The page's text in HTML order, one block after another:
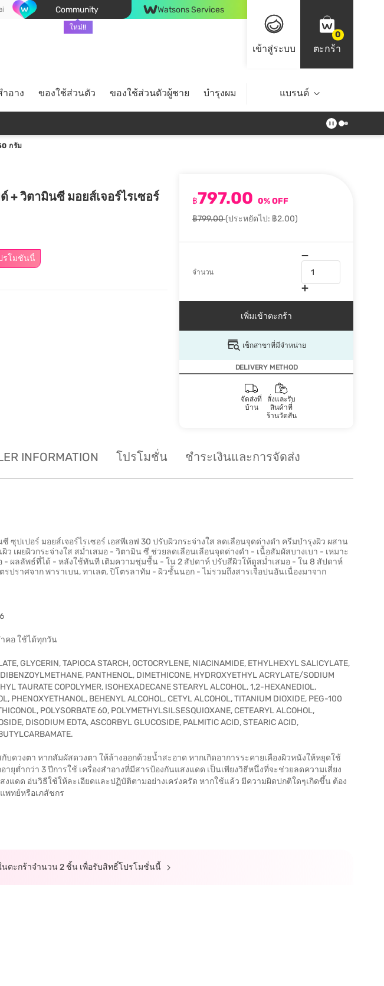
Community
ใหม่!!
Watsons Services
เข้าสู่ระบบ
0
ตะกร้า
ำอาง ของใช้ส่วนตัว ของใช้ส่วนตัวผู้ชาย บำรุงผม ไลฟ์สไตล์ Top Brands
แบรนด์
กรัม
+ วิตามินซี มอยส์เจอร์ไรเซอร์
รโมชันนี้
฿797.00 0% OFF
฿799.00(ประหยัดไป: ฿2.00)
จำนวน
เพิ่มเข้าตะกร้า
เช็กสาขาที่มีจำหน่าย
DELIVERY METHOD
จัดส่งที่
บ้าน
สั่งและรับ
สินค้าที่
ร้านวัตสัน
INFORMATION โปรโมชั่น ชำระเงินและการจัดส่ง
ซุปเปอร์ มอยส์เจอร์ไรเซอร์ เอสพีเอฟ 30 ปรับผิวกระจ่างใส ลดเลือนจุดด่างดำ ครีมบำรุงผิว ผสาน
เผยผิวกระจ่างใส สม่ำเสมอ - วิตามิน ซี ช่วยลดเลือนเลือนจุดด่างดำ - เนื้อสัมผัสบางเบา - เหมาะ
- ผลลัพธ์ที่ได้ - หลังใช้ทันที เติมความชุ่มชื้น - ใน 2 สัปดาห์ ปรับสีผิวให้ดูสม่ำเสมอ - ใน 8 สัปดาห์
ปราศจาก พาราเบน, ทาเลต, ปิโตรลาทัม - ผิวชั้นนอก - ไม่รวมถึงสารเจือปนอันเนื่องมาจาก
คอ ใช้ได้ทุกวัน
GLYCERIN, TAPIOCA STARCH, OCTOCRYLENE, NIACINAMIDE, ETHYLHEXYL SALICYLATE,
PANTHENOL, DIMETHICONE, HYDROXYETHYL ACRYLATE/SODIUM
TAURATE COPOLYMER, ISOHEXADECANE STEARYL ALCOHOL, 1,2-HEXANEDIOL,
PHENOXYETHANOL, BEHENYL ALCOHOL, CETYL ALCOHOL, TITANIUM DIOXIDE, PEG-100
POLYSORBATE 60, POLYMETHYLSILSESQUIOXANE, CETEARYL ALCOHOL,
DISODIUM EDTA, ASCORBYL GLUCOSIDE, PALMITIC ACID, STEARIC ACID,
บดวงตา หากสัมผัสดวงตา ให้ล้างออกด้วยน้ำสะอาด หากเกิดอาการระคายเคืองผิวหนังให้หยุดใช้
ายุต่ำกว่า 3 ปีการใช้ เครื่องสำอางที่มีสารป้องกันแสงแดด เป็นเพียงวิธีหนึ่งที่จะช่วยลดความเสี่ยง
งแดด อ่นวิธีใช้ให้ละเอียดและปฏิบัติตามอย่างเคร่งครัด หากใช้แล้ว มีความผิดปกติใดๆเกิดขึ้น ต้อง
พทย์หรือเภสัชกร
ตะกร้าจำนวน 2 ชิ้น เพื่อรับสิทธิ์โปรโมชั่นนี้